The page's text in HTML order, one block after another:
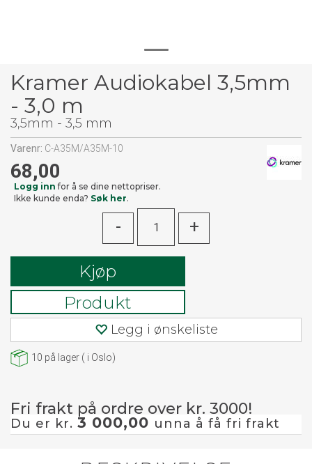
Kramer Audiokabel 3,5mm
- 3,0 m
3,5mm - 3,5 mm
Varenr: C-A35M/A35M-10
68,00
Logg inn for å se dine nettopriser.
Ikke kunde enda? Søk her.
- +
Kjøp
Produkt
Legg i ønskeliste
10 på lager ( i Oslo)
Fri frakt på ordre over kr. 3000!
Du er kr. 3 000,00 unna å få fri frakt